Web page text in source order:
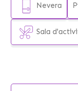
Nevera
Sala